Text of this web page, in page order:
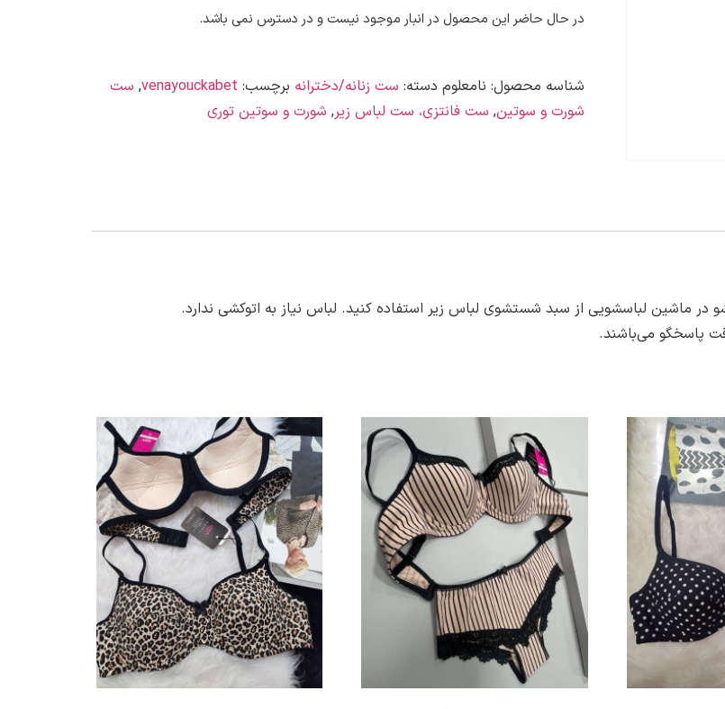
در حال حاضر این محصول در انبار موجود نیست و در دسترس نمی باشد.
شناسه محصول: نامعلوم دسته: ست زنانه/دخترانه برچسب: venayouckabet
, ست
شورت و سوتین, ست فانتزی، ست لباس زیر, شورت و سوتین توری
لباسشویی از سبد شستشوی لباس زیر استفاده کنید. لباس نیاز به اتوکشی ندارد.
پاسخگو می‌باشند.